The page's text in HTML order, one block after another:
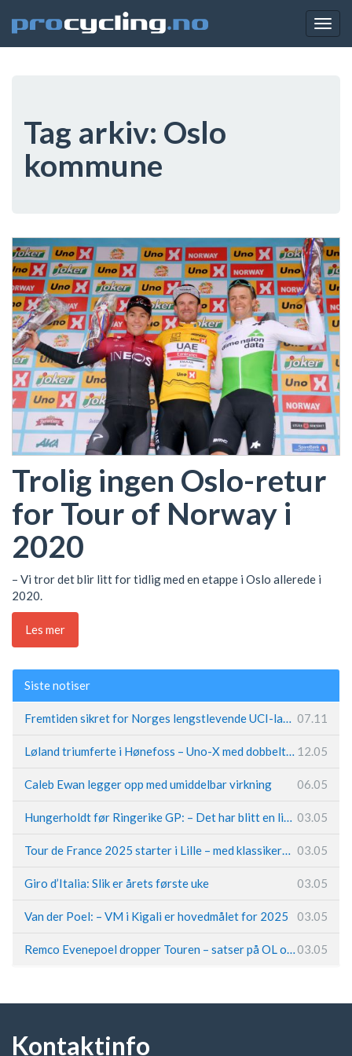
Tag arkiv: Oslo
kommune
Trolig ingen Oslo-retur
for Tour of Norway i
2020
– Vi tror det blir litt for tidlig med en etappe i Oslo allerede i
2020.
Les mer
Siste notiser
Fremtiden sikret for Norges lengstlevende UCI-lag – Kristoff trer inn i sentral rolle 07.11
Løland triumferte i Hønefoss – Uno-X med dobbeltslag på hjemmebane 12.05
Caleb Ewan legger opp med umiddelbar virkning 06.05
Hungerholdt før Ringerike GP: – Det har blitt en livsstil 03.05
Tour de France 2025 starter i Lille – med klassikerpreg 03.05
Giro d’Italia: Slik er årets første uke 03.05
Van der Poel: – VM i Kigali er hovedmålet for 2025 03.05
Remco Evenepoel dropper Touren – satser på OL og Vueltaen03.05
Kontaktinfo